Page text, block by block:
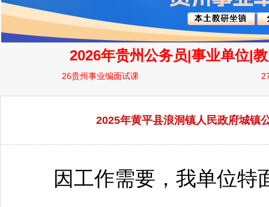
2025年黄平县浪洞镇人民政府城镇
因工作需要，我单位特